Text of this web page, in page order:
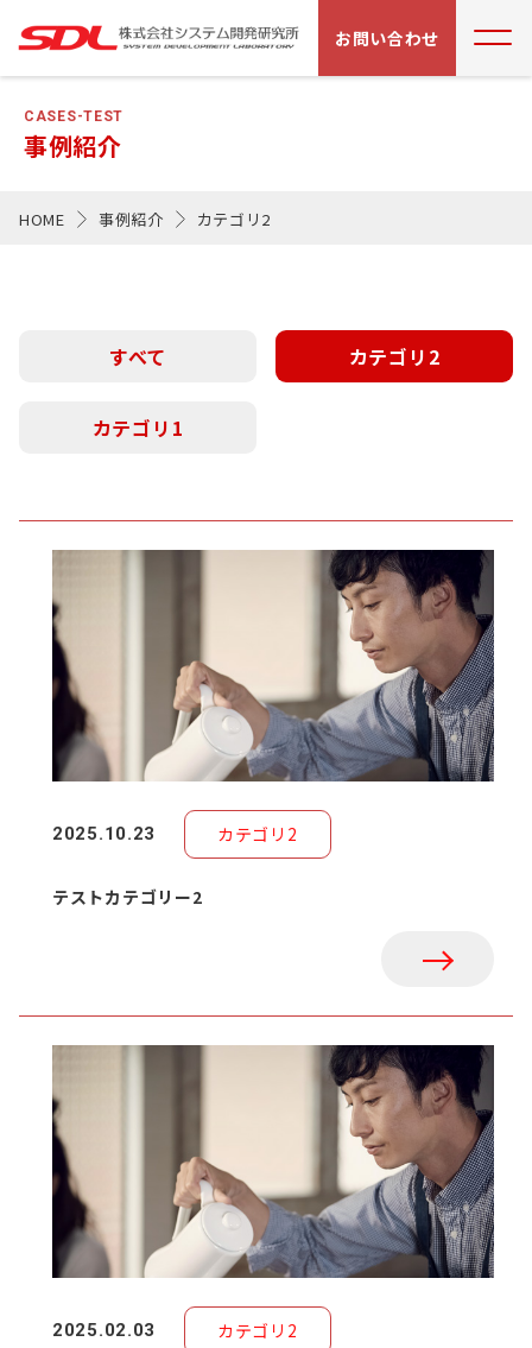
お問い合わせ
CASES-TEST
事例紹介
HOME 事例紹介 カテゴリ2
すべて カテゴリ2
カテゴリ1
2025.10.23 カテゴリ2
テストカテゴリー2
2025.02.03 カテゴリ2